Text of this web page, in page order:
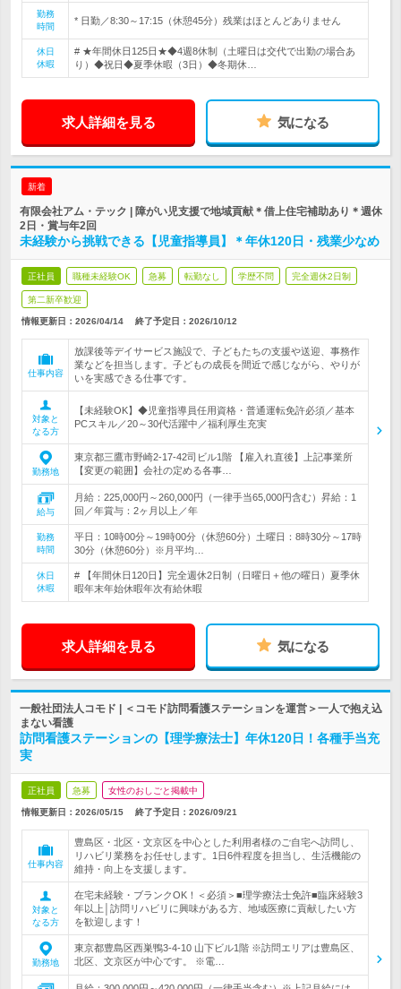
勤務
時間
* 日勤／8:30～17:15（休憩45分）残業はほとんどありません
休日
休暇
# ★年間休日125日★◆4週8休制（土曜日は交代で出勤の場合あ
り）◆祝日◆夏季休暇（3日）◆冬期休…
求人詳細を見る 気になる
新着
有限会社アム・テック | 障がい児支援で地域貢献＊借上住宅補助あり＊週休
2日・賞与年2回
未経験から挑戦できる【児童指導員】＊年休120日・残業少なめ
正社員 職種未経験OK 急募 転勤なし 学歴不問 完全週休2日制
第二新卒歓迎
情報更新日：2026/04/14 終了予定日： 2026/10/12
仕事内容
放課後等デイサービス施設で、子どもたちの支援や送迎、事務作
業などを担当します。子どもの成長を間近で感じながら、やりが
いを実感できる仕事です。
対象と
なる方
【未経験OK】◆児童指導員任用資格・普通運転免許必須／基本
PCスキル／20～30代活躍中／福利厚生充実
勤務地
東京都三鷹市野崎2-17-42司ビル1階 【雇入れ直後】上記事業所
【変更の範囲】会社の定める各事…
給与
月給：225,000円～260,000円（一律手当65,000円含む）昇給：1
回／年賞与：2ヶ月以上／年
勤務
時間
平日：10時00分～19時00分（休憩60分）土曜日：8時30分～17時
30分（休憩60分）※月平均…
休日
休暇
# 【年間休日120日】完全週休2日制（日曜日＋他の曜日）夏季休
暇年末年始休暇年次有給休暇
求人詳細を見る 気になる
一般社団法人コモド | ＜コモド訪問看護ステーションを運営＞一人で抱え込
まない看護
訪問看護ステーションの【理学療法士】年休120日！各種手当充
実
正社員 急募 女性のおしごと掲載中
情報更新日：2026/05/15 終了予定日： 2026/09/21
仕事内容
豊島区・北区・文京区を中心とした利用者様のご自宅へ訪問し、
リハビリ業務をお任せします。1日6件程度を担当し、生活機能の
維持・向上を支援します。
対象と
なる方
在宅未経験・ブランクOK！＜必須＞■理学療法士免許■臨床経験3
年以上│訪問リハビリに興味がある方、地域医療に貢献したい方
を歓迎します！
勤務地
東京都豊島区西巣鴨3-4-10 山下ビル1階 ※訪問エリアは豊島区、
北区、文京区が中心です。 ※電…